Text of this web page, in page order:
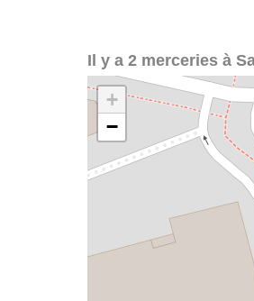
Il y a 2 merceries à
+
−